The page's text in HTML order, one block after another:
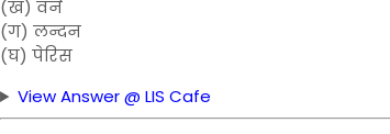
(ख) वर्न
(ग) लन्दन
(घ) पेरिस
View Answer @ LIS Cafe